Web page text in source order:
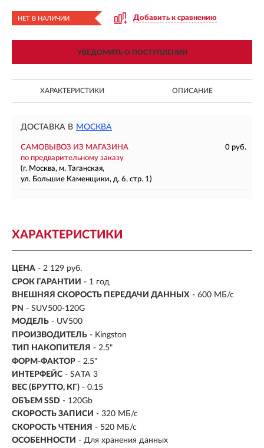
НЕТ В НАЛИЧИИ Добавить к сравнению
УВЕДОМИТЬ О ПОСТУПЛЕНИИ
ХАРАКТЕРИСТИКИ ОПИСАНИЕ
ДОСТАВКА В МОСКВА
САМОВЫВОЗ ИЗ МАГАЗИНА
0 руб.
по предварительному заказу
(г. Москва, м. Таганская,
ул. Большие Каменщики, д. 6, стр. 1)
ХАРАКТЕРИСТИКИ
ЦЕНА - 2 129 руб.
СРОК ГАРАНТИИ - 1 год
ВНЕШНЯЯ СКОРОСТЬ ПЕРЕДАЧИ ДАННЫХ - 600 МБ/с
PN - SUV500-120G
МОДЕЛЬ - UV500
ПРОИЗВОДИТЕЛЬ - Kingston
ТИП НАКОПИТЕЛЯ - 2.5"
ФОРМ-ФАКТОР - 2.5"
ИНТЕРФЕЙС - SATA 3
ВЕС (БРУТТО, КГ) - 0.15
ОБЪЕМ SSD - 120Gb
СКОРОСТЬ ЗАПИСИ - 320 МБ/с
СКОРОСТЬ ЧТЕНИЯ - 520 МБ/с
ОСОБЕННОСТИ - Для хранения данных